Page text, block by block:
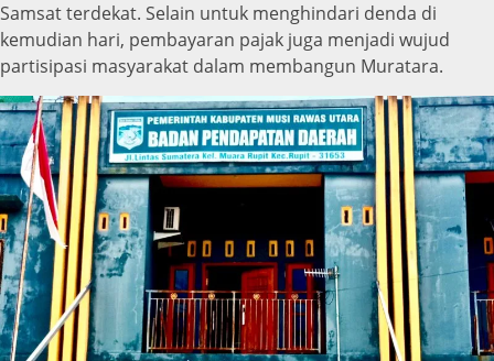
Samsat terdekat. Selain untuk menghindari denda di
kemudian hari, pembayaran pajak juga menjadi wujud
partisipasi masyarakat dalam membangun Muratara.